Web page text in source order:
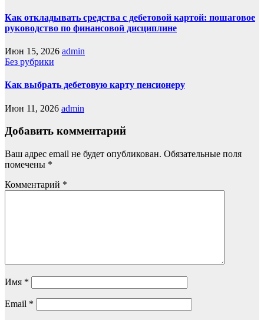
Как откладывать средства с дебетовой картой: пошаговое
руководство по финансовой дисциплине
Июн 15, 2026 admin
Без рубрики
Как выбрать дебетовую карту пенсионеру
Июн 11, 2026 admin
Добавить комментарий
Ваш адрес email не будет опубликован. Обязательные поля
помечены *
Комментарий *
Имя *
Email *